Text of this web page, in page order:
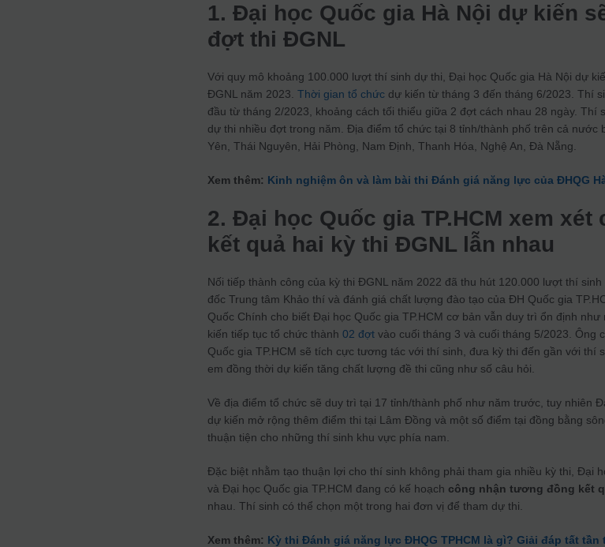
1. Đại học Quốc gia Hà Nội dự kiến
đợt thi ĐGNL
Với quy mô khoảng 100.000 lượt thí sinh dự thi, Đại học Quốc gia Hà Nội dự
ĐGNL năm 2023.Thời gian tổ chức dự kiến từ tháng 3 đến tháng 6/2023. Thí
đầu từ tháng 2/2023, khoảng cách tối thiểu giữa 2 đợt cách nhau 28 ngày. Thí
dự thi nhiều đợt trong năm. Địa điểm tổ chức tại 8 tỉnh/thành phố trên cả nước
Yên, Thái Nguyên, Hải Phòng, Nam Định, Thanh Hóa, Nghệ An, Đà Nẵng.
Xem thêm: Kinh nghiệm ôn và làm bài thi Đánh giá năng lực của ĐHQG
2. Đại học Quốc gia TP.HCM xem xét
kết quả hai kỳ thi ĐGNL lẫn nhau
Nối tiếp thành công của kỳ thi ĐGNL năm 2022 đã thu hút 120.000 lượt thí
đốc Trung tâm Khảo thí và đánh giá chất lượng đào tạo của ĐH Quốc gia
Quốc Chính cho biết Đại học Quốc gia TP.HCM cơ bản vẫn duy trì ổn định như
kiến tiếp tục tổ chức thành02 đợt vào cuối tháng 3 và cuối tháng 5/2023. Ông
Quốc gia TP.HCM sẽ tích cực tương tác với thí sinh, đưa kỳ thi đến gần với thí
em đồng thời dự kiến tăng chất lượng đề thi cũng như số câu hỏi.
Về địa điểm tổ chức sẽ duy trì tại 17 tỉnh/thành phố như năm trước, tuy nhiên
dự kiến mở rộng thêm điểm thi tại Lâm Đồng và một số điểm tại đồng bằng
thuận tiện cho những thí sinh khu vực phía nam.
Đặc biệt nhằm tạo thuận lợi cho thí sinh không phải tham gia nhiều kỳ thi, Đại
và Đại học Quốc gia TP.HCM đang có kế hoạch công nhận tương đồng kết
nhau. Thí sinh có thể chọn một trong hai đơn vị để tham dự thi.
Xem thêm: Kỳ thi Đánh giá năng lực ĐHQG TPHCM là gì? Giải đáp tất